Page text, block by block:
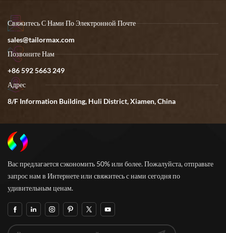
Свяжитесь С Нами По Электронной Почте
sales@tailormax.com
Позвоните Нам
+86 592 5663 249
Адрес
8/F Information Building, Huli District, Xiamen, China
Вас предлагается сэкономить 50% или более. Пожалуйста, отправьте
запрос нам в Интернете или свяжитесь с нами сегодня по
удивительным ценам.